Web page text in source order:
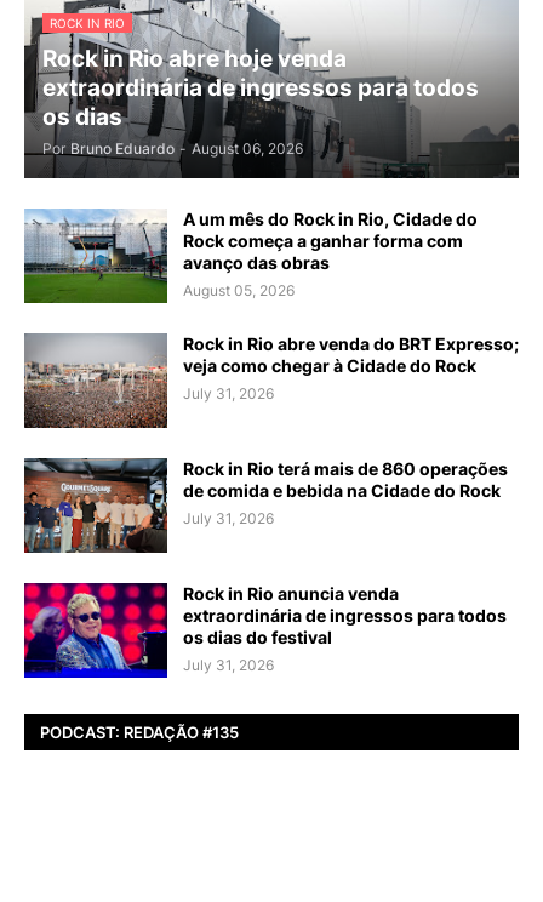
ROCK IN RIO
Rock in Rio abre hoje venda
extraordinária de ingressos para todos
os dias
Por Bruno Eduardo - August 06, 2026
A um mês do Rock in Rio, Cidade do
Rock começa a ganhar forma com
avanço das obras
August 05, 2026
Rock in Rio abre venda do BRT Expresso;
veja como chegar à Cidade do Rock
July 31, 2026
Rock in Rio terá mais de 860 operações
de comida e bebida na Cidade do Rock
July 31, 2026
Rock in Rio anuncia venda
extraordinária de ingressos para todos
os dias do festival
July 31, 2026
PODCAST: REDAÇÃO #135